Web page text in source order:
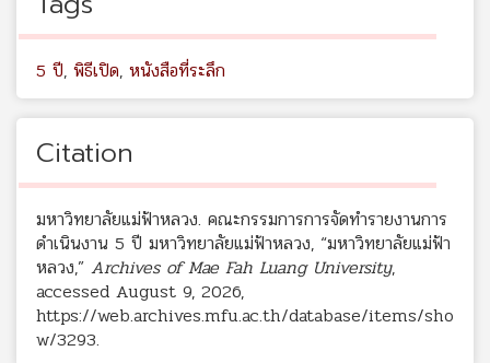
5 ปี, พิธีเปิด, หนังสือที่ระลึก
Citation
มหาวิทยาลัยแม่ฟ้าหลวง. คณะกรรมการการจัดทำรายงานการ
ดำเนินงาน 5 ปี มหาวิทยาลัยแม่ฟ้าหลวง, “มหาวิทยาลัยแม่ฟ้า
หลวง,” Archives of Mae Fah Luang University,
accessed August 9, 2026,
https://web.archives.mfu.ac.th/database/items/sho
w/3293.